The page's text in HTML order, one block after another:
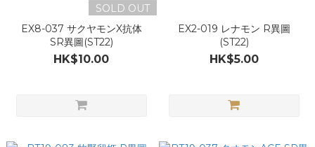
SOLD OUT
EX8-037 サクヤモンX抗体
SR異圖(ST22)
HK$10.00
EX2-019 レナモン R異圖
(ST22)
HK$5.00